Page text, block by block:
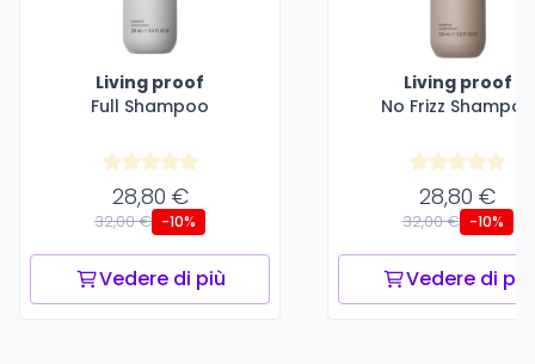
Living proof
Full Shampoo
28,80 €
32,00 € -10%
Vedere di più
Living proof
No Frizz Shampoo
28,80 €
32,00 € -10%
Vedere di più